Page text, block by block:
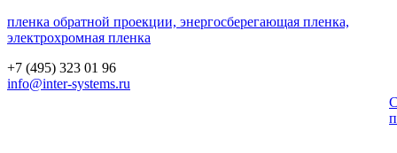
пленка обратной проекции, энергосберегающая пленка,
электрохромная пленка
+7 (495) 323 01 96
info@inter-systems.ru